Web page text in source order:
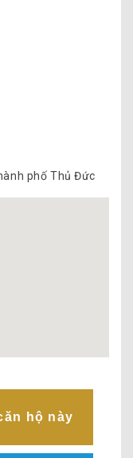
phố Thủ Đức
hộ này